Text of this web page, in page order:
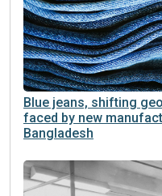
Footwear Machinery:
Slowing markets in Q2